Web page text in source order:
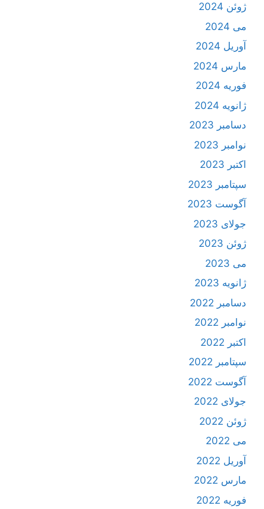
ژوئن 2024
می 2024
آوریل 2024
مارس 2024
فوریه 2024
ژانویه 2024
دسامبر 2023
نوامبر 2023
اکتبر 2023
سپتامبر 2023
آگوست 2023
جولای 2023
ژوئن 2023
می 2023
ژانویه 2023
دسامبر 2022
نوامبر 2022
اکتبر 2022
سپتامبر 2022
آگوست 2022
جولای 2022
ژوئن 2022
می 2022
آوریل 2022
مارس 2022
فوریه 2022